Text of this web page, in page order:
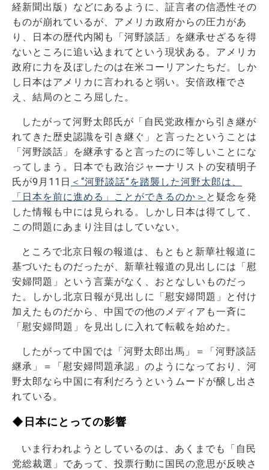
経新聞出版）などにあるように、証言者の信憑性その
ものが崩れているが、アメリカ政府からの圧力があ
り、日本の歴代内閣も「河野談話」を継承せざるを得
ないところに追い込まれてという現状ある。アメリカ
政府に力を及ぼしたのは在米コーリアンたちだ。しか
し日本はアメリカに言われると弱い。安倍政権でさ
え、結局のところ屈した。
したがって河野太郎氏が「自民党政権から引き継が
れてきた歴史認識を引き継ぐ」と言ったということは
「河野談話」を継承すると言ったのに等しいことにな
ってしまう。日本でも政治ジャーナリストの安積明子
氏が9月11日 ＜“河野談話”を踏襲した河野太郎は、
「日本を前に進める」ことができるのか＞ と疑念を発
した情報も中には見られる。しかし日本は得てして、
この問題にあまり注目はしていない。
ところで北京日報の報道は、もともと新華社報道に
基づいたものだったが、新華社報道の見出しには「慰
安婦問題」という言葉がなく、おとなしいものだっ
た。しかし北京日報が見出しに「慰安婦問題」と付け
加えたものだから、中国での他のメディアも一斉に
「慰安婦問題」を見出しに入れて転載を始めた。
したがって中国では「河野太郎出馬」＝「河野談話
継承」＝「慰安婦問題承認」のようになっており、河
野太郎なら中国に有利だろうというムードが醸し出さ
れている。
◆日本にとっての影響
いま行われようとしているのは、あくまでも「自民
党総裁選」であって、投票行動に国民の意思が反映さ